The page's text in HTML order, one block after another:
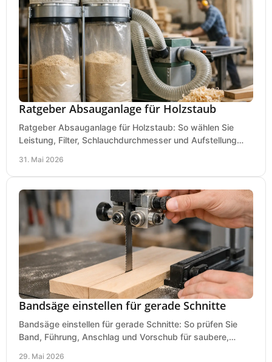
Ratgeber Absauganlage für Holzstaub
Ratgeber Absauganlage für Holzstaub: So wählen Sie
Leistung, Filter, Schlauchdurchmesser und Aufstellung
31. Mai 2026
Bandsäge einstellen für gerade Schnitte
Bandsäge einstellen für gerade Schnitte: So prüfen Sie
Band, Führung, Anschlag und Vorschub für saubere,
29. Mai 2026